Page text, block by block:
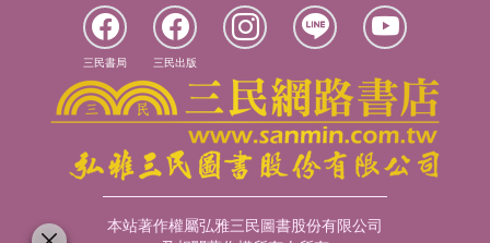
三民書局 三民出版
本站著作權屬弘雅三民圖書股份有限公司